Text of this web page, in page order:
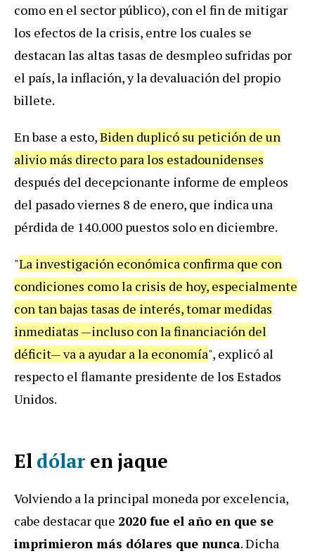
como en el sector público), con el fin de mitigar
los efectos de la crisis, entre los cuales se
destacan las altas tasas de desmpleo sufridas por
el país, la inflación, y la devaluación del propio
billete.
En base a esto,Biden duplicó su petición de un
alivio más directo para los estadounidenses
después del decepcionante informe de empleos
del pasado viernes 8 de enero, que indica una
pérdida de 140.000 puestos solo en diciembre.
"La investigación económica confirma que con
condiciones como la crisis de hoy, especialmente
con tan bajas tasas de interés, tomar medidas
inmediatas —incluso con la financiación del
déficit— va a ayudar a la economía", explicó al
respecto el flamante presidente de los Estados
Unidos.
El dólar en jaque
Volviendo a la principal moneda por excelencia,
cabe destacar que 2020 fue el año en que se
imprimieron más dólares que nunca. Dicha